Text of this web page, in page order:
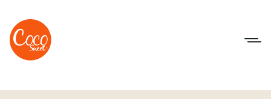
Aller au menu
Aller au contenu